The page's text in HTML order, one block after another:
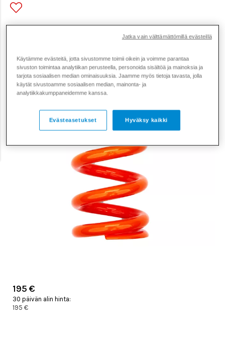
Tuotenumero: 24273
195 €
30 päivän alin hinta:
195 €
Käytämme evästeitä, jotta sivustomme toimii oikein ja voimme parantaa
sivuston toimintaa analytiikan perusteella, personoida sisältöä ja mainoksia ja
tarjota sosiaalisen median ominaisuuksia. Jaamme myös tietoja tavasta, jolla
käytät sivustoamme sosiaalisen median, mainonta- ja
analytiikkakumppaneidemme kanssa.
Hyväksy kaikki
Evästeasetukset
Jatka vain välttämättömillä evästeillä